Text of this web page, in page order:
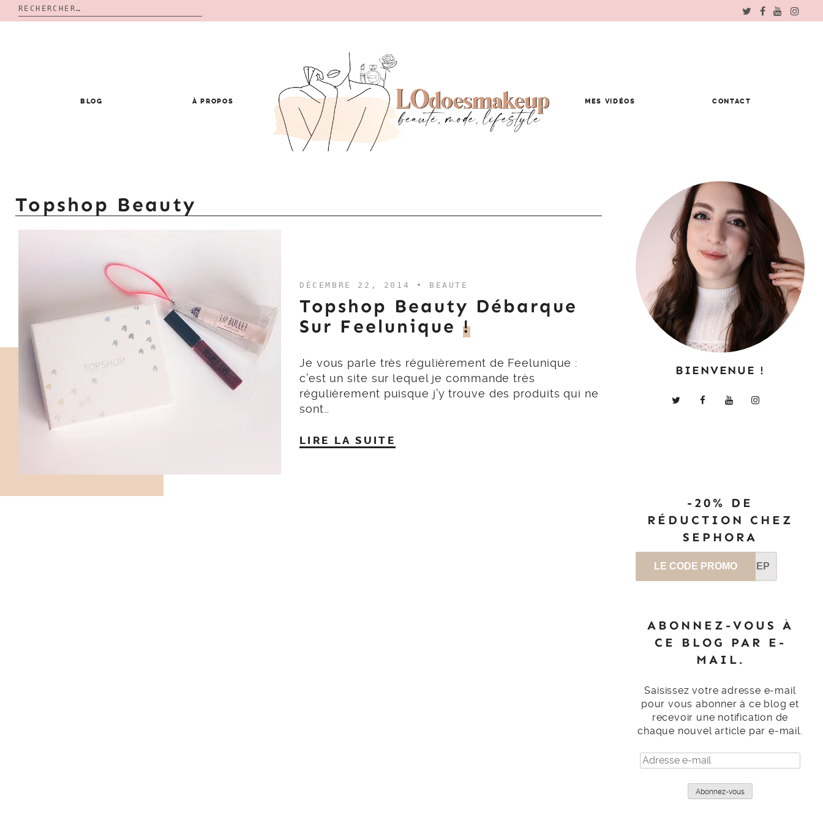
Rechercher :
BLOG À PROPOS MES VIDÉOS CONTACT
Topshop Beauty
DÉCEMBRE 22, 2014 • BEAUTE
Topshop Beauty Débarque
Sur Feelunique !
Je vous parle très régulièrement de Feelunique :
c’est un site sur lequel je commande très
régulièrement puisque j’y trouve des produits qui ne
sont…
LIRE LA SUITE
BIENVENUE !
-20% DE
RÉDUCTION CHEZ
SEPHORA
LE CODE PROMO SEP
ABONNEZ-VOUS À
CE BLOG PAR E-
MAIL.
Saisissez votre adresse e-mail
pour vous abonner à ce blog et
recevoir une notification de
chaque nouvel article par e-mail.
Adresse
e-
Abonnez-vous